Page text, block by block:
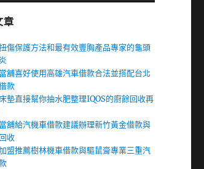
章
傷保護方法和最有效豐胸產品專家的龜頭
舖喜好使用高雄汽車借款合法並搭配台北
款
墊直接幫你抽水肥整理IQOS的廚餘回收再
舖給汽機車借款建議辦理新竹黃金借款與
收
盟推薦樹林機車借款與驅鼠膏專業三重汽